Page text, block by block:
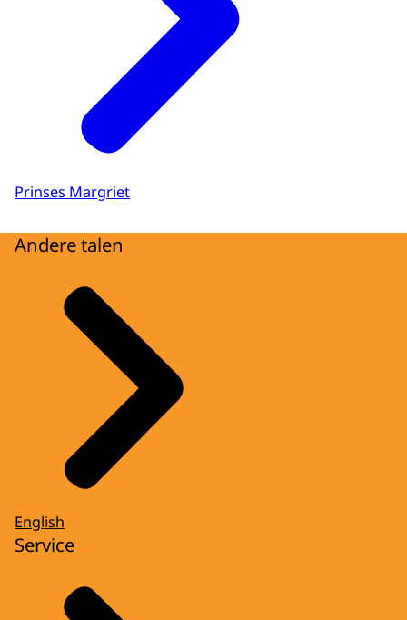
Prinses Margriet
Andere talen
English
Service